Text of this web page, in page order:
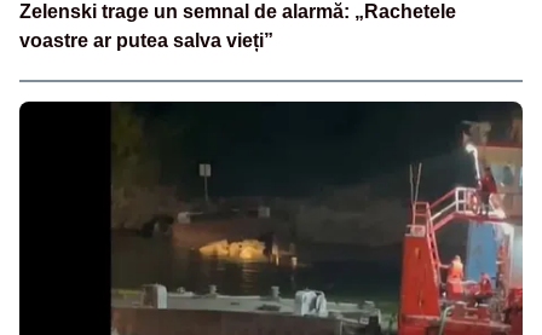
Zelenski trage un semnal de alarmă: „Rachetele
voastre ar putea salva vieți”